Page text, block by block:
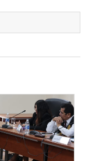
infringido el
servicios de
y descarte de
de lo
gastos
involucradas ni al